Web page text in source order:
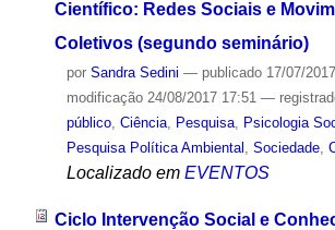
Científico: Redes Sociais e
Coletivos (segundo seminário)
por Sandra Sedini — publicado17/07/2017
modificação24/08/2017 17:51 —
público, Ciência, Pesquisa, Psicologia
Pesquisa Política Ambiental , Sociedade,
Localizado em EVENTOS
Ciclo Intervenção Social e